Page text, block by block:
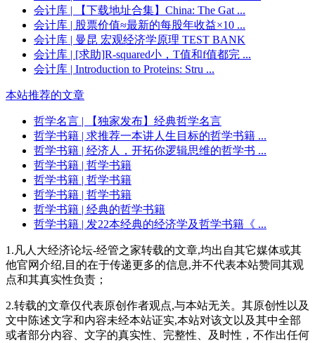
会计库 | 【下载地址合集】China: The Gat ...
会计库 | 股票价值≈最新的每股年收益×10 ...
会计库 | 曼昆 宏观经济学原理 TEST BANK
会计库 | [求助]R-squared小，T值和f值都完 ...
会计库 | Introduction to Proteins: Stru ...
本站推荐的文章
哲学名言 | 【独家发布】经典哲学名言
哲学书籍 | 求推荐一本讲人生目标的哲学书籍 ...
哲学书籍 | 经济人，开拓你逻辑思维的哲学书 ...
哲学书籍 | 哲学书籍
哲学书籍 | 哲学书籍
哲学书籍 | 哲学书籍
哲学书籍 | 经典的哲学书籍
哲学书籍 | 发22本经典的经济学及哲学书籍《 ...
1.凡人大经济论坛-经管之家转载的文章,均出自其它媒体或其
他官网介绍,目的在于传递更多的信息,并不代表本站赞同其观
点和其真实性负责；
2.转载的文章仅代表原创作者观点,与本站无关。其原创性以及
文中陈述文字和内容未经本站证实,本站对该文以及其中全部
或者部分内容、文字的真实性、完整性、及时性，不作出任何